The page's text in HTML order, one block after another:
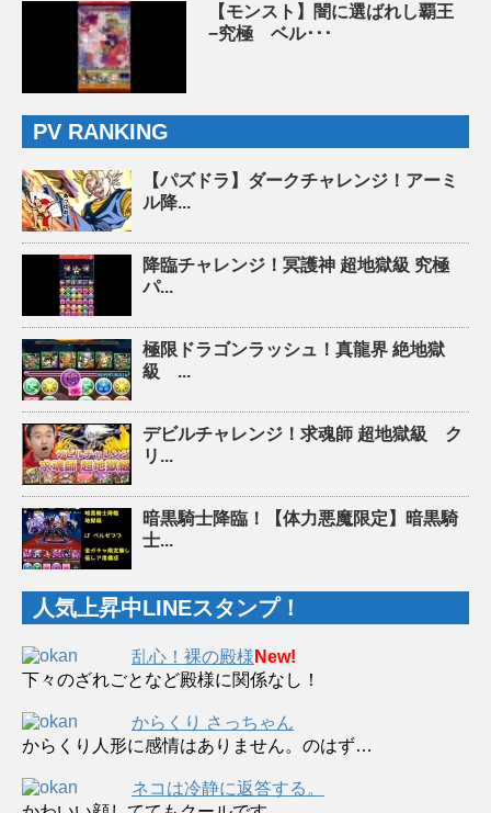
【モンスト】闇に選ばれし覇王
−究極 ベル･･･
PV RANKING
【パズドラ】ダークチャレンジ！アーミ
ル降...
降臨チャレンジ！冥護神 超地獄級 究極
パ...
極限ドラゴンラッシュ！真龍界 絶地獄
級 ...
デビルチャレンジ！求魂師 超地獄級 ク
リ...
暗黒騎士降臨！【体力悪魔限定】暗黒騎
士...
人気上昇中LINEスタンプ！
乱心！裸の殿様 New!
下々のざれごとなど殿様に関係なし！
からくり さっちゃん
からくり人形に感情はありません。のはず…
ネコは冷静に返答する。